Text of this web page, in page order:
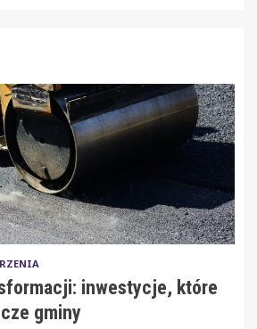
inwestycje, które
gminy